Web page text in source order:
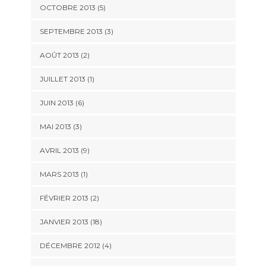
OCTOBRE 2013 (5)
SEPTEMBRE 2013 (3)
AOÛT 2013 (2)
JUILLET 2013 (1)
JUIN 2013 (6)
MAI 2013 (3)
AVRIL 2013 (9)
MARS 2013 (1)
FÉVRIER 2013 (2)
JANVIER 2013 (18)
DÉCEMBRE 2012 (4)